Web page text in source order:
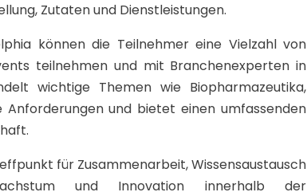
Zutaten und Dienstleistungen.
können die Teilnehmer eine Vielzahl von
teilnehmen und mit Branchenexperten in
wichtige Themen wie Biopharmazeutika,
und bietet einen umfassenden
für Zusammenarbeit, Wissensaustausch
und Innovation innerhalb der